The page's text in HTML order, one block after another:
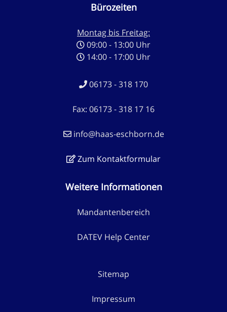
Bürozeiten
Montag bis Freitag:
09:00 - 13:00 Uhr
14:00 - 17:00 Uhr
06173 - 318 170
Fax: 06173 - 318 17 16
info@haas-eschborn.de
Zum Kontaktformular
Weitere Informationen
Mandantenbereich
DATEV Help Center
Sitemap
Impressum